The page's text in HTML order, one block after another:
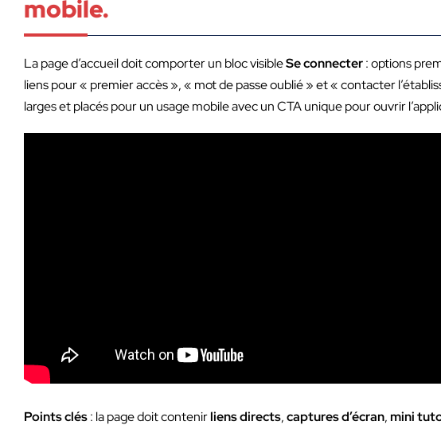
mobile.
La page d’accueil doit comporter un bloc visibleSe connecter: options
liens pour « premier accès », « mot de passe oublié » et « contacter
larges et placés pour un usage mobile avec un CTA unique pour ouvrir
Points clés: la page doit contenirliens directs,captures d’écran,mini